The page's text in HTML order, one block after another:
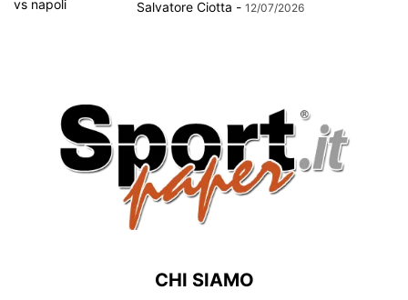
Salvatore Ciotta - 12/07/2026
CHI SIAMO